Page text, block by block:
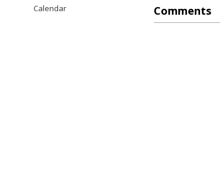
Comments
Calendar